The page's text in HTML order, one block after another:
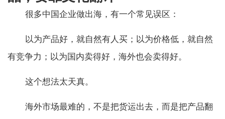
很多中国企业做出海，有一个常见误区：
以为产品好，就自然有人买；以为价格低，就自然
有竞争力；以为国内卖得好，海外也会卖得好。
这个想法太天真。
海外市场最难的，不是把货运出去，而是把产品翻